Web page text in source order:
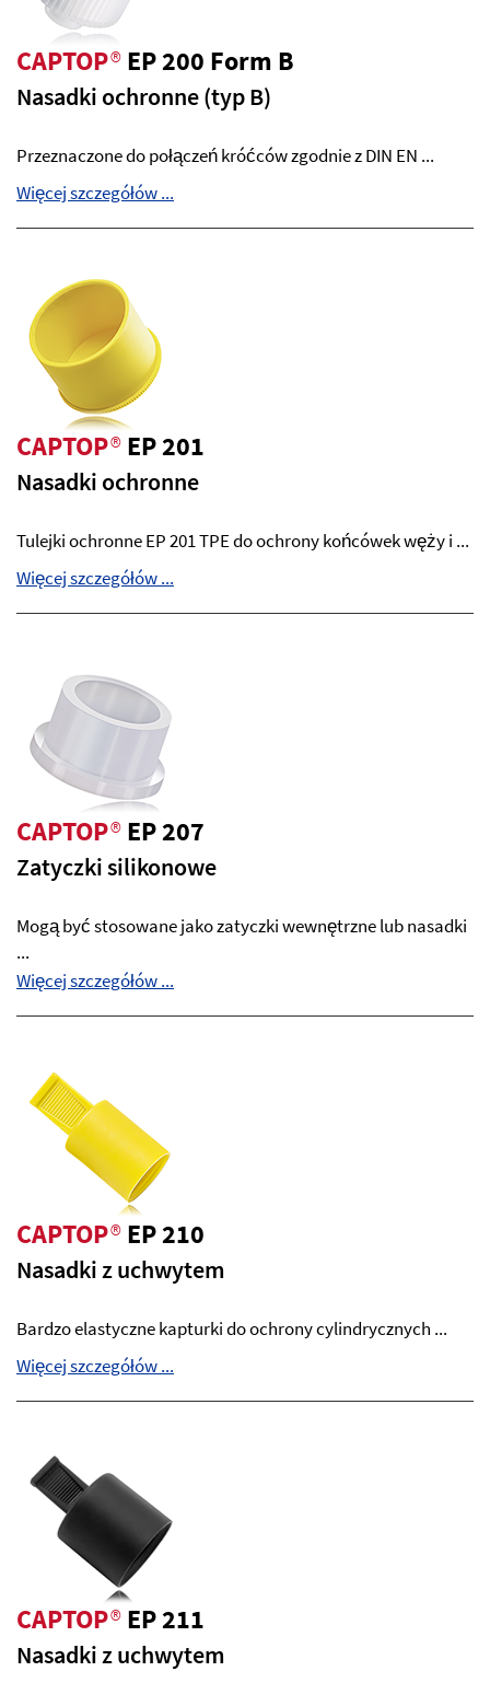
CAPTOP®EP 200 Form B
Nasadki ochronne (typ B)
Przeznaczone do połączeń króćców zgodnie z DIN EN ...
Więcej szczegółów ...
CAPTOP®EP 201
Nasadki ochronne
Tulejki ochronne EP 201 TPE do ochrony końcówek węży i ...
Więcej szczegółów ...
CAPTOP®EP 207
Zatyczki silikonowe
Mogą być stosowane jako zatyczki wewnętrzne lub nasadki
...
Więcej szczegółów ...
CAPTOP®EP 210
Nasadki z uchwytem
Bardzo elastyczne kapturki do ochrony cylindrycznych ...
Więcej szczegółów ...
CAPTOP®EP 211
Nasadki z uchwytem